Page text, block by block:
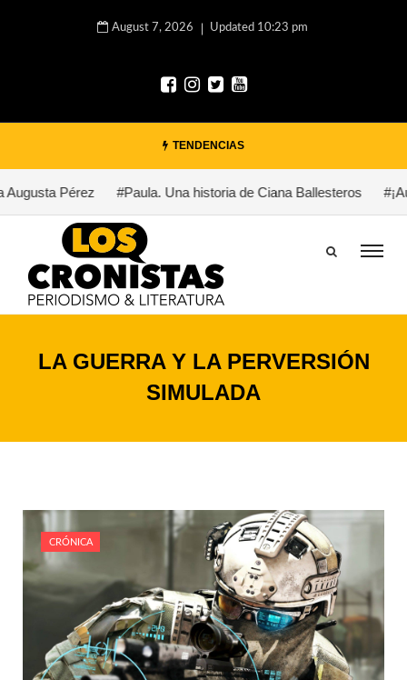
August 7, 2026 Updated 10:23 pm
TENDENCIAS
Pérez #Paula. Una historia de Ciana Ballesteros
LA GUERRA Y LA PERVERSIÓN
SIMULADA
CRÓNICA